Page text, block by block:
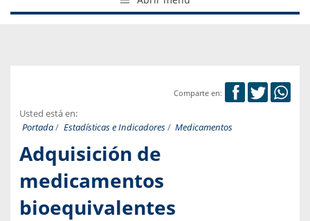
Comparte en:
Usted está en:
Portada/ Estadísticas e Indicadores/ Medicamentos
Adquisición de
medicamentos
bioequivalentes